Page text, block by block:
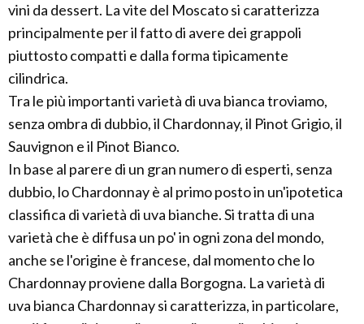
vini da dessert. La vite del Moscato si caratterizza
principalmente per il fatto di avere dei grappoli
piuttosto compatti e dalla forma tipicamente
cilindrica.
Tra le più importanti varietà di uva bianca troviamo,
senza ombra di dubbio, il Chardonnay, il Pinot Grigio, il
Sauvignon e il Pinot Bianco.
In base al parere di un gran numero di esperti, senza
dubbio, lo Chardonnay è al primo posto in un'ipotetica
classifica di varietà di uva bianche. Si tratta di una
varietà che è diffusa un po' in ogni zona del mondo,
anche se l'origine è francese, dal momento che lo
Chardonnay proviene dalla Borgogna. La varietà di
uva bianca Chardonnay si caratterizza, in particolare,